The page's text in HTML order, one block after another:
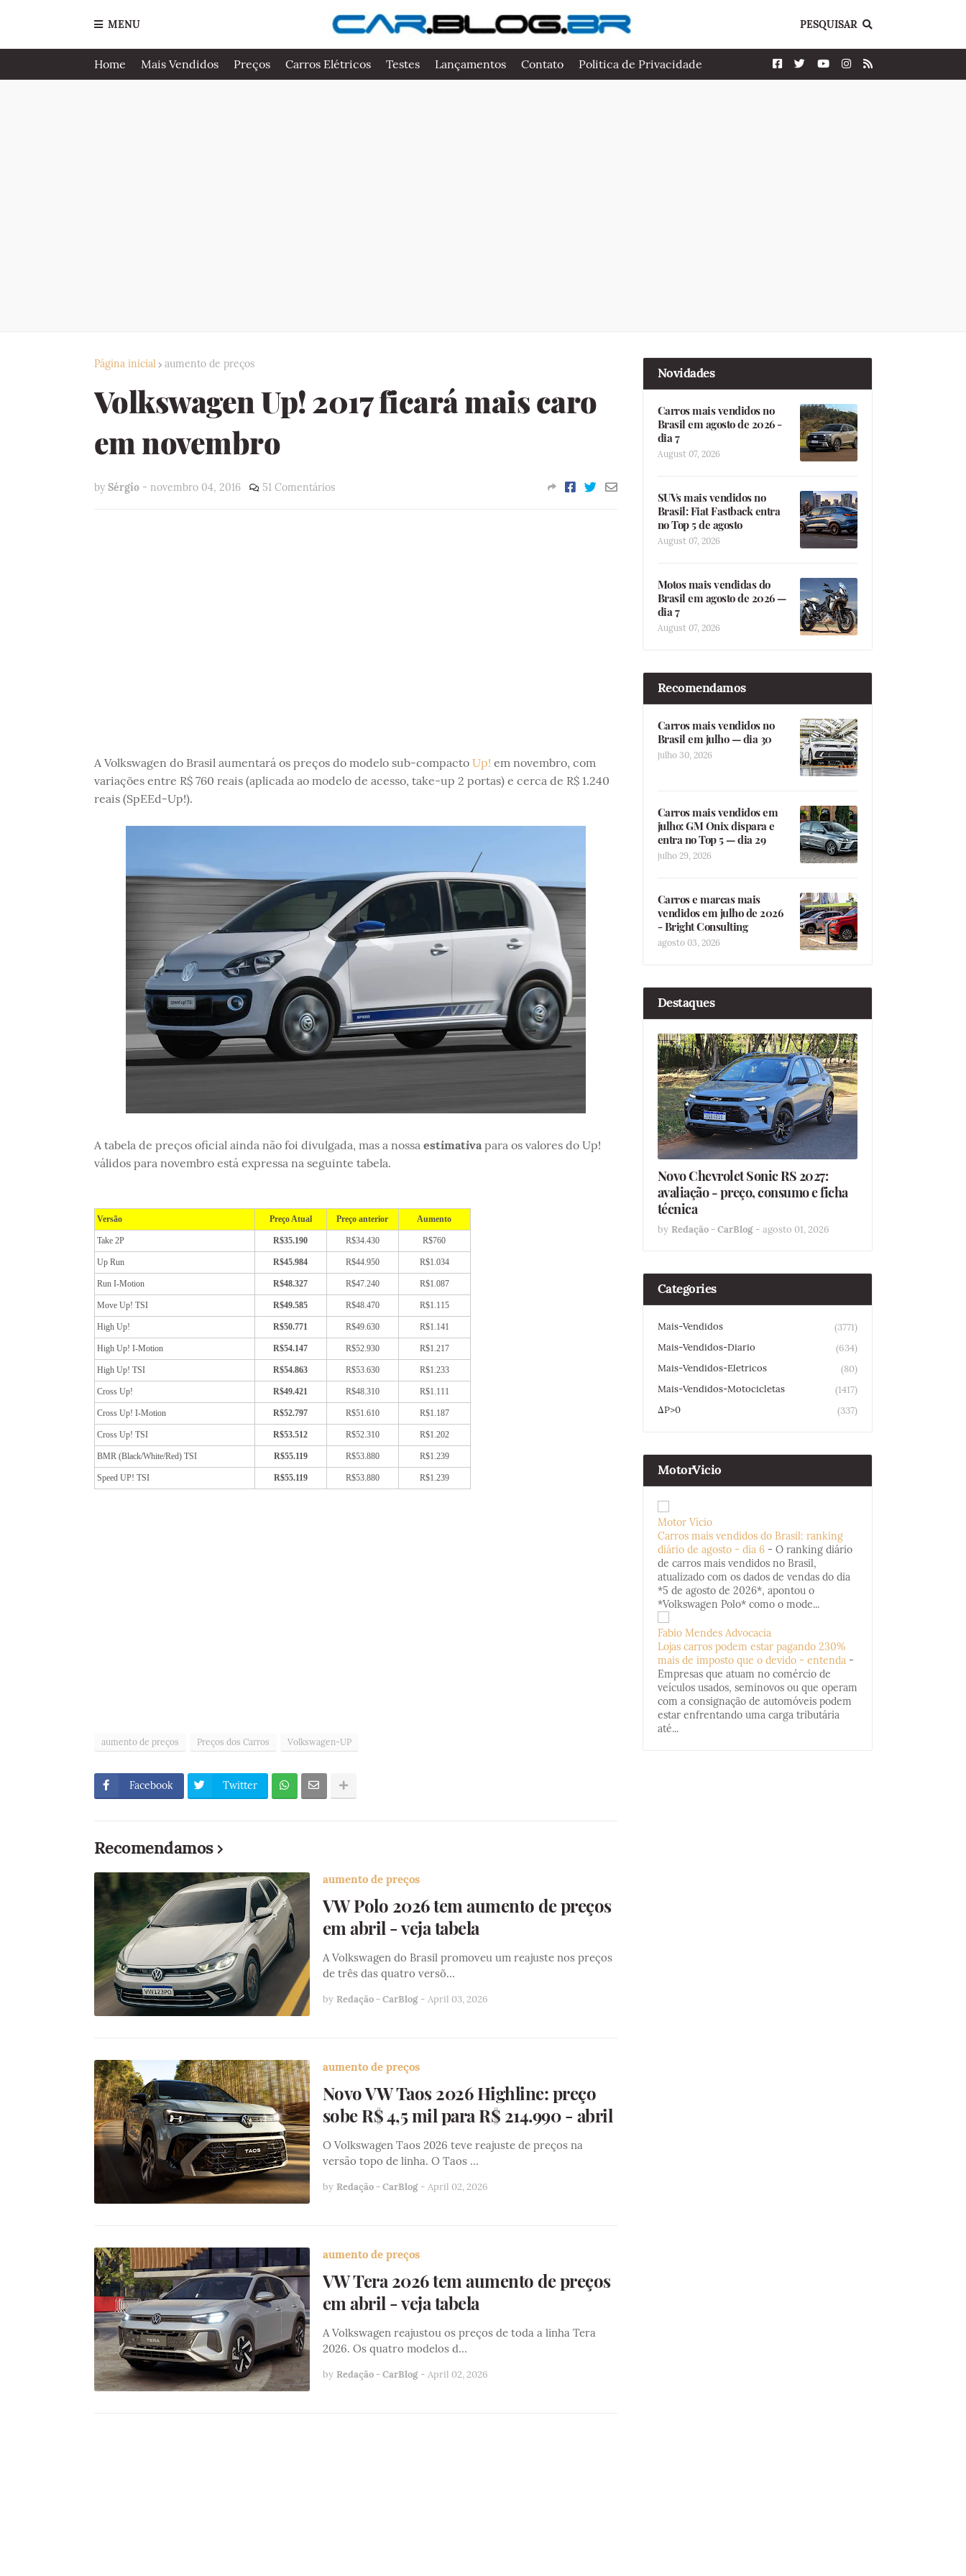
MENU PESQUISAR
Home Mais Vendidos Preços Carros Elétricos Testes Lançamentos Contato Politica de Privacidade
Página inicial aumento de preços
Volkswagen Up! 2017 ficará mais caro
em novembro
by Sérgio - novembro 04, 2016 51 Comentários
A Volkswagen do Brasil aumentará os preços do modelo sub-compacto Up! em novembro, com
variações entre R$ 760 reais (aplicada ao modelo de acesso, take-up 2 portas) e cerca de R$ 1.240
reais (SpEEd-Up!).
A tabela de preços oficial ainda não foi divulgada, mas a nossa estimativapara os valores do Up!
válidos para novembro está expressa na seguinte tabela.
Versão Preço Atual Preço anterior Aumento
Take 2P R$35.190 R$34.430 R$760
Up Run R$45.984 R$44.950 R$1.034
Run I-Motion R$48.327 R$47.240 R$1.087
Move Up! TSI R$49.585 R$48.470 R$1.115
High Up! R$50.771 R$49.630 R$1.141
High Up! I-Motion R$54.147 R$52.930 R$1.217
High Up! TSI R$54.863 R$53.630 R$1.233
Cross Up! R$49.421 R$48.310 R$1.111
Cross Up! I-Motion R$52.797 R$51.610 R$1.187
Cross Up! TSI R$53.512 R$52.310 R$1.202
BMR (Black/White/Red) TSI R$55.119 R$53.880 R$1.239
Speed UP! TSI R$55.119 R$53.880 R$1.239
aumento de preços Preços dos Carros Volkswagen-UP
Facebook Twitter
Recomendamos
aumento de preços
VW Polo 2026 tem aumento de preços
em abril - veja tabela
A Volkswagen do Brasil promoveu um reajuste nos preços
de três das quatro versõ…
by Redação - CarBlog - April 03, 2026
aumento de preços
Novo VW Taos 2026 Highline: preço
sobe R$ 4,5 mil para R$ 214.990 - abril
O Volkswagen Taos 2026 teve reajuste de preços na
versão topo de linha. O Taos …
by Redação - CarBlog - April 02, 2026
aumento de preços
VW Tera 2026 tem aumento de preços
em abril - veja tabela
A Volkswagen reajustou os preços de toda a linha Tera
2026. Os quatro modelos d…
by Redação - CarBlog - April 02, 2026
Novidades
Carros mais vendidos no
Brasil em agosto de 2026 -
dia 7
August 07, 2026
SUVs mais vendidos no
Brasil: Fiat Fastback entra
no Top 5 de agosto
August 07, 2026
Motos mais vendidas do
Brasil em agosto de 2026 —
dia 7
August 07, 2026
Recomendamos
Carros mais vendidos no
Brasil em julho — dia 30
julho 30, 2026
Carros mais vendidos em
julho: GM Onix dispara e
entra no Top 5 — dia 29
julho 29, 2026
Carros e marcas mais
vendidos em julho de 2026
- Bright Consulting
agosto 03, 2026
Destaques
Novo Chevrolet Sonic RS 2027:
avaliação - preço, consumo e ficha
técnica
by Redação - CarBlog - agosto 01, 2026
Categories
Mais-Vendidos
(3771)
Mais-Vendidos-Diario
(634)
Mais-Vendidos-Eletricos
(80)
Mais-Vendidos-Motocicletas
(1417)
ΔP>0
(337)
MotorVicio
Motor Vício
Carros mais vendidos do Brasil: ranking
diário de agosto - dia 6 - O ranking diário
de carros mais vendidos no Brasil,
atualizado com os dados de vendas do dia
*5 de agosto de 2026*, apontou o
*Volkswagen Polo* como o mode...
Fabio Mendes Advocacia
Lojas carros podem estar pagando 230%
mais de imposto que o devido - entenda -
Empresas que atuam no comércio de
veículos usados, seminovos ou que operam
com a consignação de automóveis podem
estar enfrentando uma carga tributária
até...